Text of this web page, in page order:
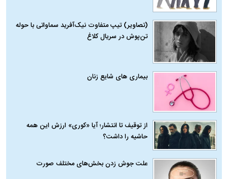
(تصاویر) تیپ متفاوت نیک‌آفرید سماواتی با حوله
تن‌پوش در سریال کلاغ
بیماری‌ های شایع زنان
از توقیف تا انتشار؛ آیا «کوری» ارزش این همه
حاشیه را داشت؟
علت جوش زدن بخش‌های مختلف صورت